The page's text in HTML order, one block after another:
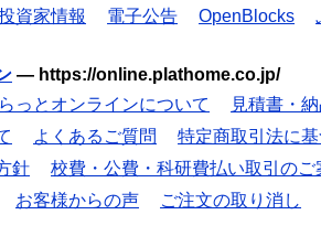
資家情報 電子公告 OpenBlocks
— https://online.plathome.co.jp/
っとオンラインについて
見積書・
よくあるご質問
特定商取引法に
針
校費・公費・科研費払い取引のご
お客様からの声 ご注文の取り消し